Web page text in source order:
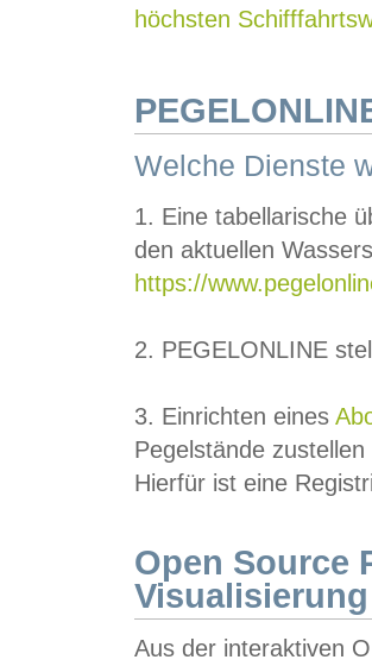
höchsten
Welche Dienste
1. Eine tabellarische
den aktuellen
https://
2. PEGELONLINE
3. Einrichten eines
Pegelstände
Hierfür ist eine
Open Source
Visualisierung
Aus der interaktiven